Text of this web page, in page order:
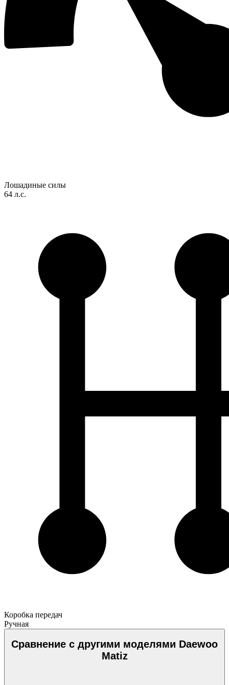
Лошадиные силы
64 л.с.
Коробка передач
Ручная
Сравнение с другими моделями Daewoo
Matiz